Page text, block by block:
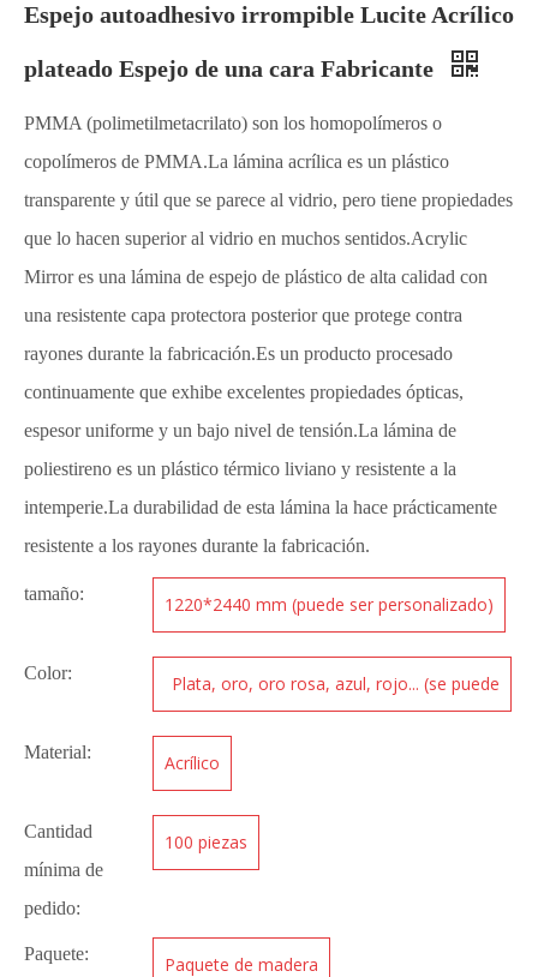
Espejo autoadhesivo irrompible Lucite Acrílico
plateado Espejo de una cara Fabricante
PMMA (polimetilmetacrilato) son los homopolímeros o
copolímeros de PMMA.La lámina acrílica es un plástico
transparente y útil que se parece al vidrio, pero tiene propiedades
que lo hacen superior al vidrio en muchos sentidos.Acrylic
Mirror es una lámina de espejo de plástico de alta calidad con
una resistente capa protectora posterior que protege contra
rayones durante la fabricación.Es un producto procesado
continuamente que exhibe excelentes propiedades ópticas,
espesor uniforme y un bajo nivel de tensión.La lámina de
poliestireno es un plástico térmico liviano y resistente a la
intemperie.La durabilidad de esta lámina la hace prácticamente
resistente a los rayones durante la fabricación.
tamaño: 1220*2440 mm (puede ser personalizado)
Color:
Plata, oro, oro rosa, azul, rojo... (se puede
Material: Acrílico
Cantidad
mínima de
pedido:
100 piezas
Paquete: Paquete de madera